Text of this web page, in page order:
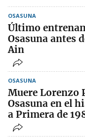
OSASUNA
Último
Osasuna antes
Ain
OSASUNA
Muere Lorenzo
Osasuna en el
a Primera de